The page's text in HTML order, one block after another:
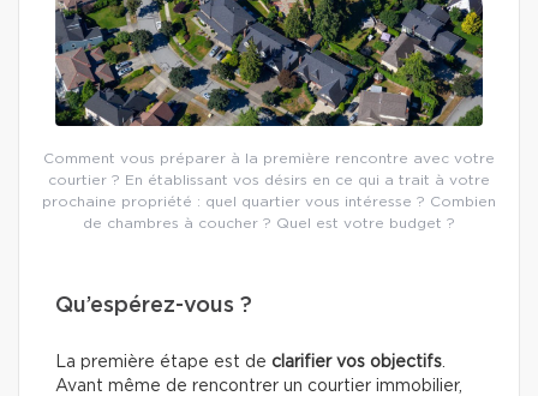
Comment vous préparer à la première rencontre avec votre
courtier ? En établissant vos désirs en ce qui a trait à votre
prochaine propriété : quel quartier vous intéresse ? Combien
de chambres à coucher ? Quel est votre budget ?
Qu’espérez-vous ?
La première étape est de clarifier vos objectifs
Avant même de rencontrer un courtier immobilier,